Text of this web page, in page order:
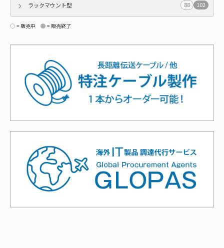
ラックマウント型
88 102
= 販売中 = 販売終了